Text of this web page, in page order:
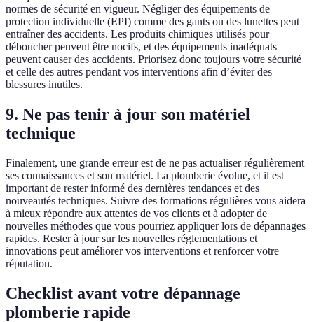
normes de sécurité en vigueur. Négliger des équipements de
protection individuelle (EPI) comme des gants ou des lunettes peut
entraîner des accidents. Les produits chimiques utilisés pour
déboucher peuvent être nocifs, et des équipements inadéquats
peuvent causer des accidents. Priorisez donc toujours votre sécurité
et celle des autres pendant vos interventions afin d’éviter des
blessures inutiles.
9. Ne pas tenir à jour son matériel
technique
Finalement, une grande erreur est de ne pas actualiser régulièrement
ses connaissances et son matériel. La plomberie évolue, et il est
important de rester informé des dernières tendances et des
nouveautés techniques. Suivre des formations régulières vous aidera
à mieux répondre aux attentes de vos clients et à adopter de
nouvelles méthodes que vous pourriez appliquer lors de dépannages
rapides. Rester à jour sur les nouvelles réglementations et
innovations peut améliorer vos interventions et renforcer votre
réputation.
Checklist avant votre dépannage
plomberie rapide